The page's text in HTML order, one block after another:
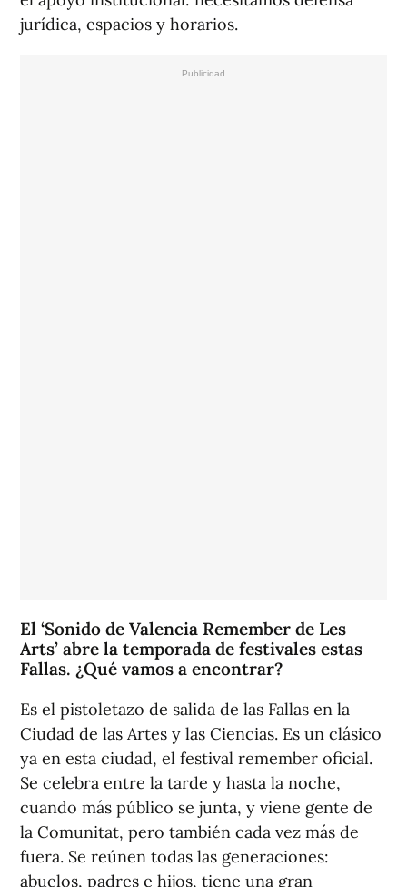
jurídica, espacios y horarios.
El ‘Sonido de Valencia Remember de Les
Arts’ abre la temporada de festivales estas
Fallas. ¿Qué vamos a encontrar?
Es el pistoletazo de salida de las Fallas en la
Ciudad de las Artes y las Ciencias. Es un clásico
ya en esta ciudad, el festival remember oficial.
Se celebra entre la tarde y hasta la noche,
cuando más público se junta, y viene gente de
la Comunitat, pero también cada vez más de
fuera. Se reúnen todas las generaciones:
abuelos, padres e hijos, tiene una gran